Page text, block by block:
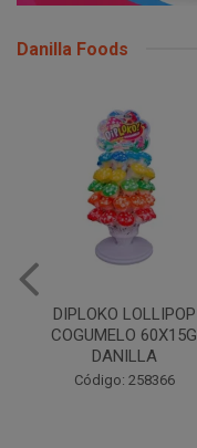
Danilla Foods
DIPLOKO LOLLIPOP
COGUMELO 60X15G
DANILLA
Código: 258366